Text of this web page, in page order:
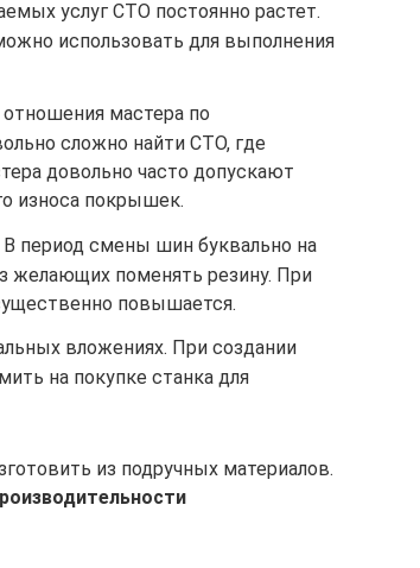
услуг СТО постоянно растет.
использовать для выполнения
мастера по
сложно найти СТО, где
довольно часто допускают
износа покрышек.
период смены шин буквально на
желающих поменять резину. При
повышается.
вложениях. При создании
на покупке станка для
из подручных материалов.